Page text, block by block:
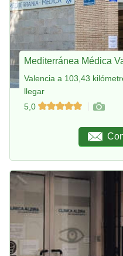
Mediterránea Médica
Valencia a 103,43
llegar
5,0